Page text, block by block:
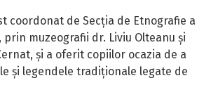
coordonat de Secția de Etnografie a
prin muzeografii dr. Liviu Olteanu și
și a oferit copiilor ocazia de a
și legendele tradiționale legate de